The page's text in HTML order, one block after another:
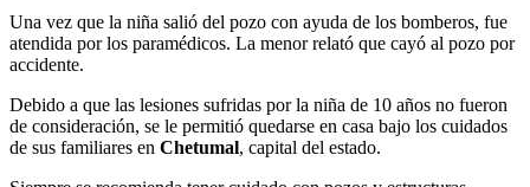
Una vez que la niña salió del pozo con ayuda de los bomberos, fue
atendida por los paramédicos. La menor relató que cayó al pozo por
accidente.
Debido a que las lesiones sufridas por la niña de 10 años no fueron
de consideración, se le permitió quedarse en casa bajo los cuidados
de sus familiares en Chetumal, capital del estado.